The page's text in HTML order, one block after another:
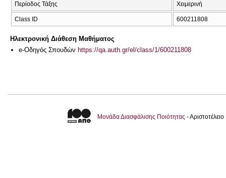
Περίοδος Τάξης Χειμερινή
Class ID 600211808
Ηλεκτρονική Διάθεση Μαθήματος
e-Οδηγός Σπουδών https://qa.auth.gr/el/class/1/600211808
Μονάδα Διασφάλισης Ποιότητας -